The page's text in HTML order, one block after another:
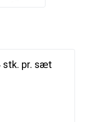
stk. pr. sæt